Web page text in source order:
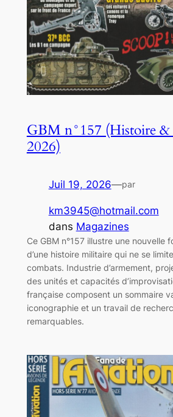
GBM n°157 (Histoire
2026)
Juil 19, 2026—par
km3945@hotmail.com
dans Magazines
Ce GBM n°157 illustre une nouvelle
d’une histoire militaire qui ne se
combats. Industrie d’armement,
des unités et capacités
française composent un sommaire
iconographie et un travail de
remarquables.